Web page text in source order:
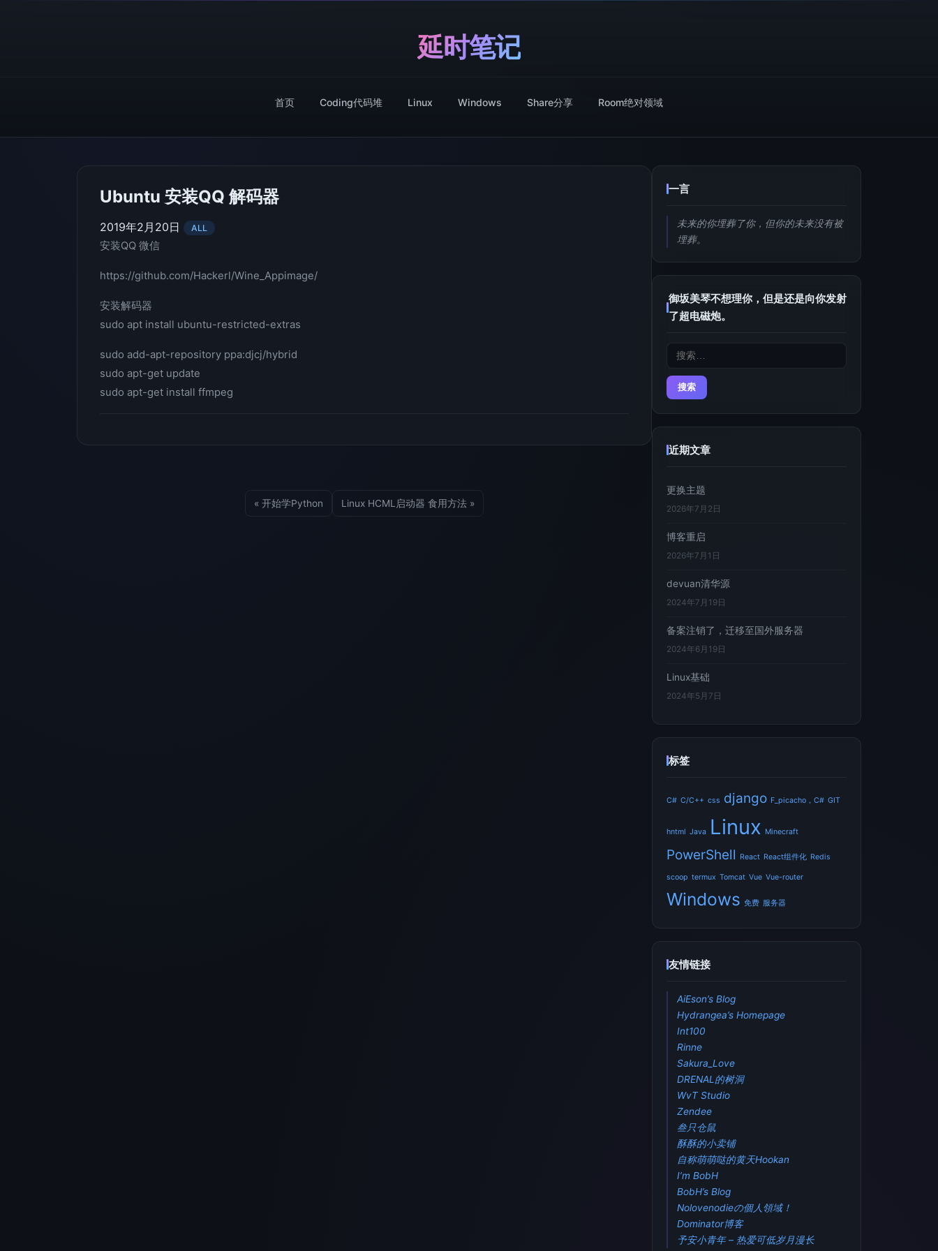
延时笔记
首页 Coding代码堆 Linux Windows Share分享 Room绝对领域
Ubuntu 安装QQ 解码器
2019年2月20日 ALL
安装QQ 微信
https://github.com/Hackerl/Wine_Appimage/
安装解码器
sudo apt install ubuntu-restricted-extras
sudo add-apt-repository ppa:djcj/hybrid
sudo apt-get update
sudo apt-get install ffmpeg
« 开始学Python Linux HCML启动器 食用方法 »
一言
未来的你埋葬了你，但你的未来没有被
埋葬。
御坂美琴不想理你，但是还是向你发射
了超电磁炮。
搜
近期文章
更换主题
2026年7月2日
博客重启
2026年7月1日
devuan清华源
2024年7月19日
备案注销了，迁移至国外服务器
2024年6月19日
Linux基础
2024年5月7日
标签
C# C/C++ css django F_picacho，C# GIT
hntml Java Linux Minecraft
PowerShell React React组件化 Redis
scoop termux Tomcat Vue Vue-router
Windows 免费 服务器
友情链接
AiEson’s Blog
Hydrangea’s Homepage
Int100
Rinne
Sakura_Love
DRENAL的树洞
WvT Studio
Zendee
叁只仓鼠
酥酥的小卖铺
自称萌萌哒的黄天Hookan
I’m BobH
BobH’s Blog
Nolovenodieの個人領域！
Dominator博客
予安小青年 – 热爱可低岁月漫长